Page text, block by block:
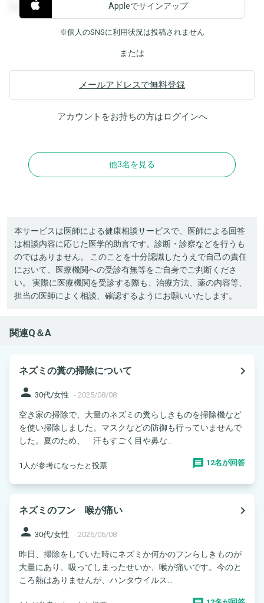
覧することができます。
Appleでサインアップ
※個人のSNSに利用状況は投稿されません
または
メールアドレスで無料登録
アカウントをお持ちの方はログインへ
他3名を見る
本サービスは医師による健康相談サービスで、医師による回答
は相談内容に応じた医学的助言です。診断・診察などを行うも
のではありません。 このことを十分認識したうえで自己の責任
において、医療機関への受診有無等をご自身でご判断くださ
い。 実際に医療機関を受診する際も、治療方法、薬の内容等、
担当の医師によく相談、確認するようにお願いいたします。
関連Q＆A
ネズミの糞の掃除について
navigate_next
person 30代/女性 - 2025/08/08
空き家の掃除で、大量のネズミの糞らしきものを掃除機など
を使い掃除しました。マスクなどの防御も行っていませんで
した。夏のため、 汗もすごく目や鼻な...
1人が参考になったと投票 12名が回答
ネズミのフン 喉が痛い
navigate_next
person 30代/女性 - 2026/06/08
昨日、掃除をしていた時にネズミか何かのフンらしきものが
大量にあり、吸ってしまったせいか、喉が痛いです。今のと
ころ熱はありませんが、ハンタウイルス...